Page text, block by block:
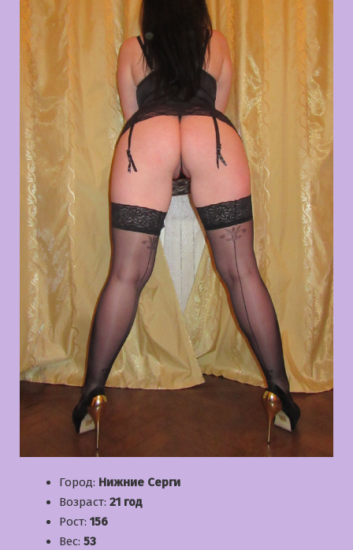
Город: Нижние Серги
Возраст: 21 год
Рост: 156
Вес: 53